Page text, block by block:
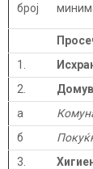
број
1.
2.
а
б
3.